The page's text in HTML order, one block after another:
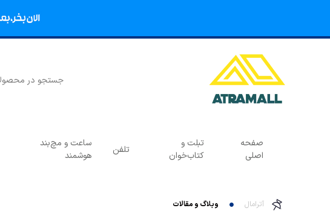
صفحه
اصلی
تبلت و
کتاب‌خوان
تلفن
ساعت و مچ‌بند
هوشمند
آترامال وبلاگ و مقالات